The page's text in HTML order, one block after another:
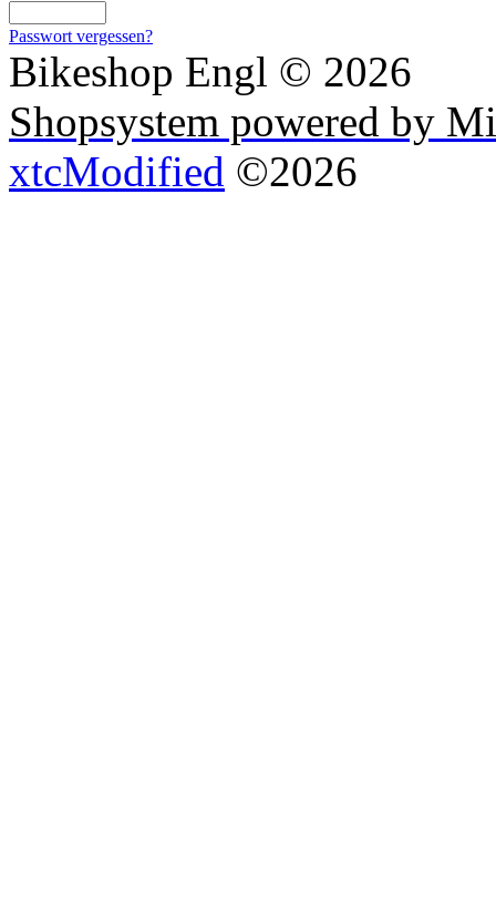
Passwort vergessen?
Bikeshop Engl © 2026
Shopsystem powered by
xtcModified ©2026